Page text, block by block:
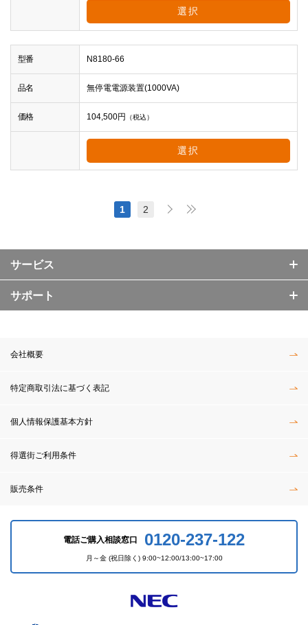
選択
型番 N8180-66
品名 無停電電源装置(1000VA)
価格 104,500円 （税込）
選択
1 2
サービス
サポート
会社概要
特定商取引法に基づく表記
個人情報保護基本方針
得選街ご利用条件
販売条件
電話ご購入相談窓口 0120-237-122
月～金 (祝日除く) 9:00~12:00/13:00~17:00